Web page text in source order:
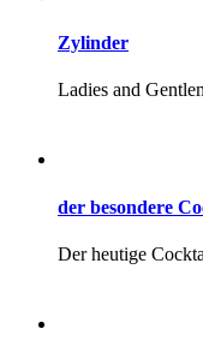
Zylinder
Ladies and
der besondere
Der heutige